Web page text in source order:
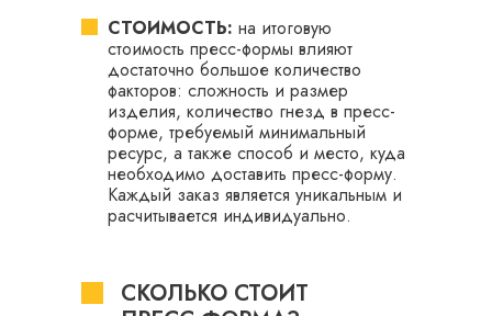
СТОИМОСТЬ: на итоговую
стоимость пресс-формы влияют
достаточно большое количество
факторов: сложность и размер
изделия, количество гнезд в пресс-
форме, требуемый минимальный
ресурс, а также способ и место, куда
необходимо доставить пресс-форму.
Каждый заказ является уникальным и
расчитывается индивидуально.
СКОЛЬКО СТОИТ